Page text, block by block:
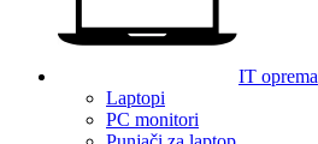
IT oprema
Laptopi
PC monitori